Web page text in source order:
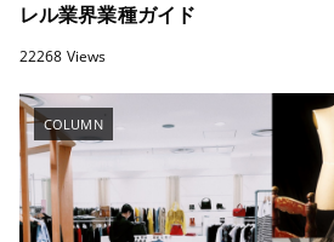
レル業界業種ガイド
22268 Views
COLUMN